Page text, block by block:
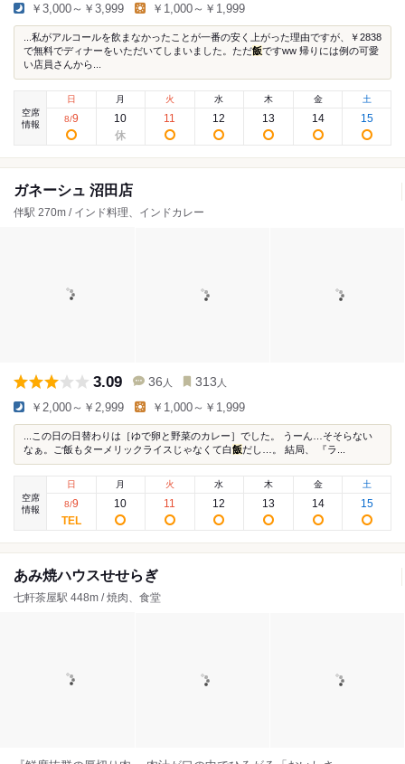
￥3,000～￥3,999 ￥1,000～￥1,999
...私がアルコールを飲まなかったことが一番の安く上がった理由ですが、￥2838
で無料でディナーをいただいてしまいました。ただ飯ですww 帰りには例の可愛
い店員さんから...
空席
情報
日
8/9
月
10
火
11
水
12
木
13
金
14
土
15
ガネーシュ 沼田店
伴駅 270m / インド料理、インドカレー
3.09 36 人 313 人
￥2,000～￥2,999 ￥1,000～￥1,999
...この日の日替わりは［ゆで卵と野菜のカレー］でした。 うーん…そそらない
なぁ。ご飯もターメリックライスじゃなくて白飯だし…。 結局、 『ラ...
空席
情報
日
8/9
月
10
火
11
水
12
木
13
金
14
土
15
あみ焼ハウスせせらぎ
七軒茶屋駅 448m / 焼肉、食堂